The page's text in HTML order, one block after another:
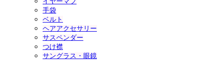
手袋
ベルト
ヘアアクセサリー
サスペンダー
つけ襟
サングラス・眼鏡